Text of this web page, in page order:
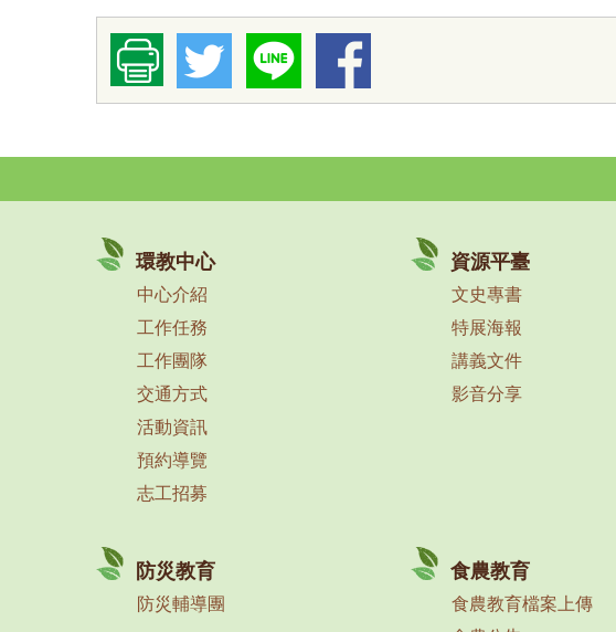
環教中心
中心介紹
工作任務
工作團隊
交通方式
活動資訊
預約導覽
志工招募
資源平臺
文史專書
特展海報
講義文件
影音分享
防災教育
防災輔導團
食農教育
食農教育檔案上傳